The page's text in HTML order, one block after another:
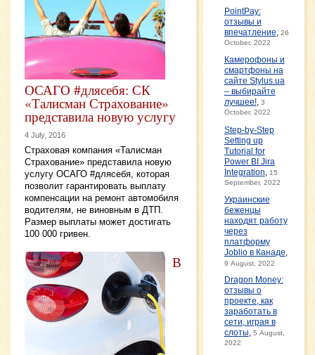
ОСАГО #длясебя: СК
«Талисман Страхование»
представила новую услугу
4 July, 2016
Страховая компания «Талисман
Страхование» представила новую
услугу ОСАГО #длясебя, которая
позволит гарантировать выплату
компенсации на ремонт автомобиля
водителям, не виновным в ДТП.
Размер выплаты может достигать
100 000 гривен.
В
PointPay:
отзывы и
впечатление
26
October, 2022
Камерофоны и
смартфоны на
сайте Stylus.ua
– выбирайте
лучшее!, 3
October, 2022
Step-by-Step
Setting up
Tutorial for
Power BI Jira
Integration
15
September, 2022
Украинские
беженцы
находят работу
через
платформу
Joblio в Канаде
9 August, 2022
Dragon Money:
отзывы о
проекте, как
заработать в
сети, играя в
слоты
5 August,
2022